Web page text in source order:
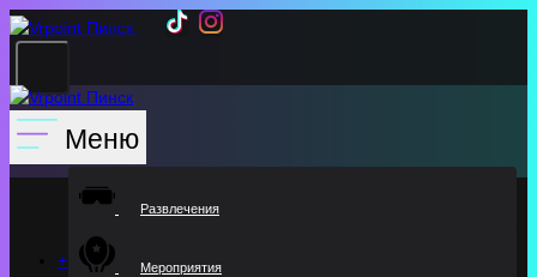
+375 (29) 375-79-67
Меню
Развлечения
Мероприятия